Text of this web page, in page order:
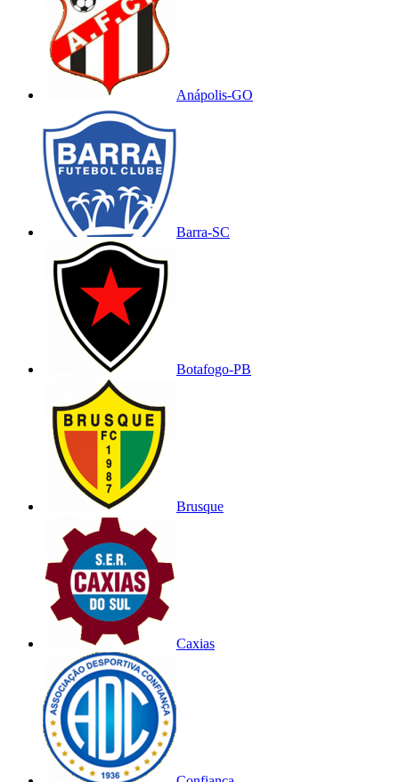
Anápolis-GO
Barra-SC
Botafogo-PB
Brusque
Caxias